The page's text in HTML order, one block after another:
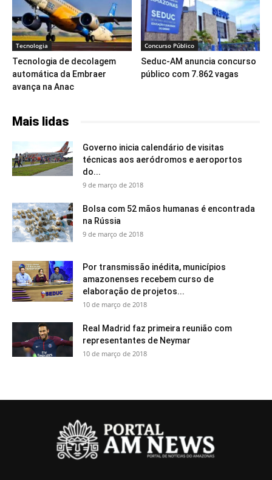
Tecnologia
Tecnologia de decolagem
automática da Embraer
avança na Anac
Concurso Público
Seduc-AM anuncia concurso
público com 7.862 vagas
Mais lidas
Governo inicia calendário de visitas
técnicas aos aeródromos e aeroportos
do...
9 de março de 2018
Bolsa com 52 mãos humanas é encontrada
na Rússia
9 de março de 2018
Por transmissão inédita, municípios
amazonenses recebem curso de
elaboração de projetos...
10 de março de 2018
Real Madrid faz primeira reunião com
representantes de Neymar
10 de março de 2018